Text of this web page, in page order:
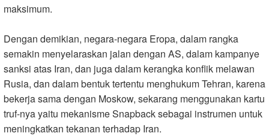
maksimum.
Dengan demikian, negara-negara Eropa, dalam rangka
semakin menyelaraskan jalan dengan AS, dalam kampanye
sanksi atas Iran, dan juga dalam kerangka konflik melawan
Rusia, dan dalam bentuk tertentu menghukum Tehran, karena
bekerja sama dengan Moskow, sekarang menggunakan kartu
truf-nya yaitu mekanisme Snapback sebagai instrumen untuk
meningkatkan tekanan terhadap Iran.